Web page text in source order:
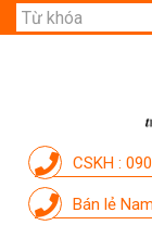
CSKH :
Bán lẻ
DỊCH VỤ
CẨM NANG